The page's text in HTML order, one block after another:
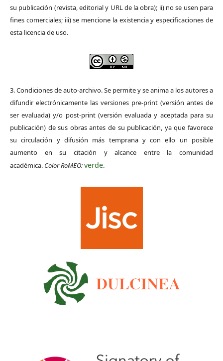
su publicación (revista, editorial y URL de la obra); ii) no se usen para
fines comerciales; iii) se mencione la existencia y especificaciones de
esta licencia de uso.
3. Condiciones de auto-archivo. Se permite y se anima a los autores a
difundir electrónicamente las versiones pre-print (versión antes de
ser evaluada) y/o post-print (versión evaluada y aceptada para su
publicación) de sus obras antes de su publicación, ya que favorece
su circulación y difusión más temprana y con ello un posible
aumento en su citación y alcance entre la comunidad
académica. Color RoMEO:verde.